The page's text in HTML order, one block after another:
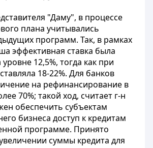
"Даму", в процессе
плана учитывались
программ. Так, в рамках
эффективная ставка была
12,5%, тогда как при
18-22%. Для банков
на рефинансирование в
70%; такой ход, считает г-н
обеспечить субъектам
бизнеса доступ к кредитам
программе. Принято
суммы кредита для